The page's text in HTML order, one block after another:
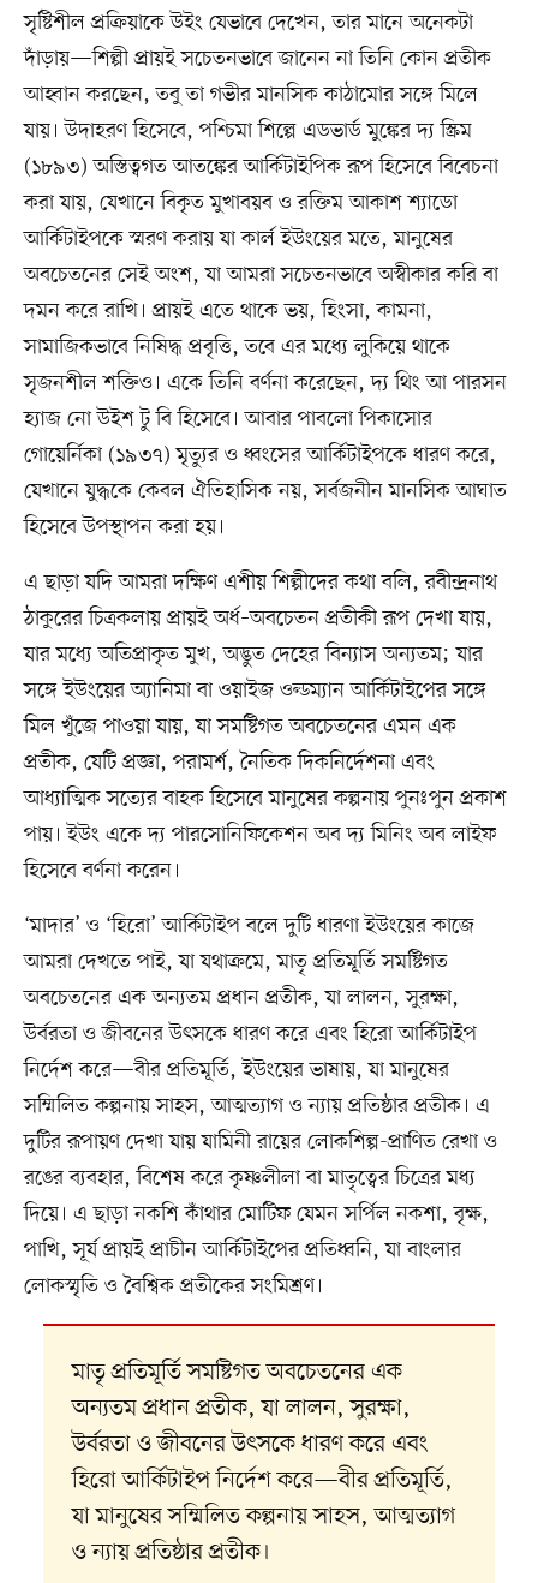
সৃষ্টিশীল প্রক্রিয়াকে উইং যেভাবে দেখেন, তার মানে অনেকটা
দাঁড়ায়—শিল্পী প্রায়ই সচেতনভাবে জানেন না তিনি কোন প্রতীক
আহ্বান করছেন, তবু তা গভীর মানসিক কাঠামোর সঙ্গে মিলে
যায়। উদাহরণ হিসেবে, পশ্চিমা শিল্পে এডভার্ড মুঙ্কের দ্য স্ক্রিম
(১৮৯৩) অস্তিত্বগত আতঙ্কের আর্কিটাইপিক রূপ হিসেবে বিবেচনা
করা যায়, যেখানে বিকৃত মুখাবয়ব ও রক্তিম আকাশ শ্যাডো
আর্কিটাইপকে স্মরণ করায় যা কার্ল ইউংয়ের মতে, মানুষের
অবচেতনের সেই অংশ, যা আমরা সচেতনভাবে অস্বীকার করি বা
দমন করে রাখি। প্রায়ই এতে থাকে ভয়, হিংসা, কামনা,
সামাজিকভাবে নিষিদ্ধ প্রবৃত্তি, তবে এর মধ্যে লুকিয়ে থাকে
সৃজনশীল শক্তিও। একে তিনি বর্ণনা করেছেন, দ্য থিং আ পারসন
হ্যাজ নো উইশ টু বি হিসেবে। আবার পাবলো পিকাসোর
গোয়ের্নিকা (১৯৩৭) মৃত্যুর ও ধ্বংসের আর্কিটাইপকে ধারণ করে,
যেখানে যুদ্ধকে কেবল ঐতিহাসিক নয়, সর্বজনীন মানসিক আঘাত
হিসেবে উপস্থাপন করা হয়।
এ ছাড়া যদি আমরা দক্ষিণ এশীয় শিল্পীদের কথা বলি, রবীন্দ্রনাথ
ঠাকুরের চিত্রকলায় প্রায়ই অর্ধ–অবচেতন প্রতীকী রূপ দেখা যায়,
যার মধ্যে অতিপ্রাকৃত মুখ, অদ্ভুত দেহের বিন্যাস অন্যতম; যার
সঙ্গে ইউংয়ের অ্যানিমা বা ওয়াইজ ওল্ডম্যান আর্কিটাইপের সঙ্গে
মিল খুঁজে পাওয়া যায়, যা সমষ্টিগত অবচেতনের এমন এক
প্রতীক, যেটি প্রজ্ঞা, পরামর্শ, নৈতিক দিকনির্দেশনা এবং
আধ্যাত্মিক সত্যের বাহক হিসেবে মানুষের কল্পনায় পুনঃপুন প্রকাশ
পায়। ইউং একে দ্য পারসোনিফিকেশন অব দ্য মিনিং অব লাইফ
হিসেবে বর্ণনা করেন।
‘মাদার’ ও ‘হিরো’ আর্কিটাইপ বলে দুটি ধারণা ইউংয়ের কাজে
আমরা দেখতে পাই, যা যথাক্রমে, মাতৃ প্রতিমূর্তি সমষ্টিগত
অবচেতনের এক অন্যতম প্রধান প্রতীক, যা লালন, সুরক্ষা,
উর্বরতা ও জীবনের উৎসকে ধারণ করে এবং হিরো আর্কিটাইপ
নির্দেশ করে—বীর প্রতিমূর্তি, ইউংয়ের ভাষায়, যা মানুষের
সম্মিলিত কল্পনায় সাহস, আত্মত্যাগ ও ন্যায় প্রতিষ্ঠার প্রতীক। এ
দুটির রূপায়ণ দেখা যায় যামিনী রায়ের লোকশিল্প-প্রাণিত রেখা ও
রঙের ব্যবহার, বিশেষ করে কৃষ্ণলীলা বা মাতৃত্বের চিত্রের মধ্য
দিয়ে। এ ছাড়া নকশি কাঁথার মোটিফ যেমন সর্পিল নকশা, বৃক্ষ,
পাখি, সূর্য প্রায়ই প্রাচীন আর্কিটাইপের প্রতিধ্বনি, যা বাংলার
লোকস্মৃতি ও বৈশ্বিক প্রতীকের সংমিশ্রণ।
মাতৃ প্রতিমূর্তি সমষ্টিগত অবচেতনের এক
অন্যতম প্রধান প্রতীক, যা লালন, সুরক্ষা,
উর্বরতা ও জীবনের উৎসকে ধারণ করে এবং
হিরো আর্কিটাইপ নির্দেশ করে—বীর প্রতিমূর্তি,
যা মানুষের সম্মিলিত কল্পনায় সাহস, আত্মত্যাগ
ও ন্যায় প্রতিষ্ঠার প্রতীক।